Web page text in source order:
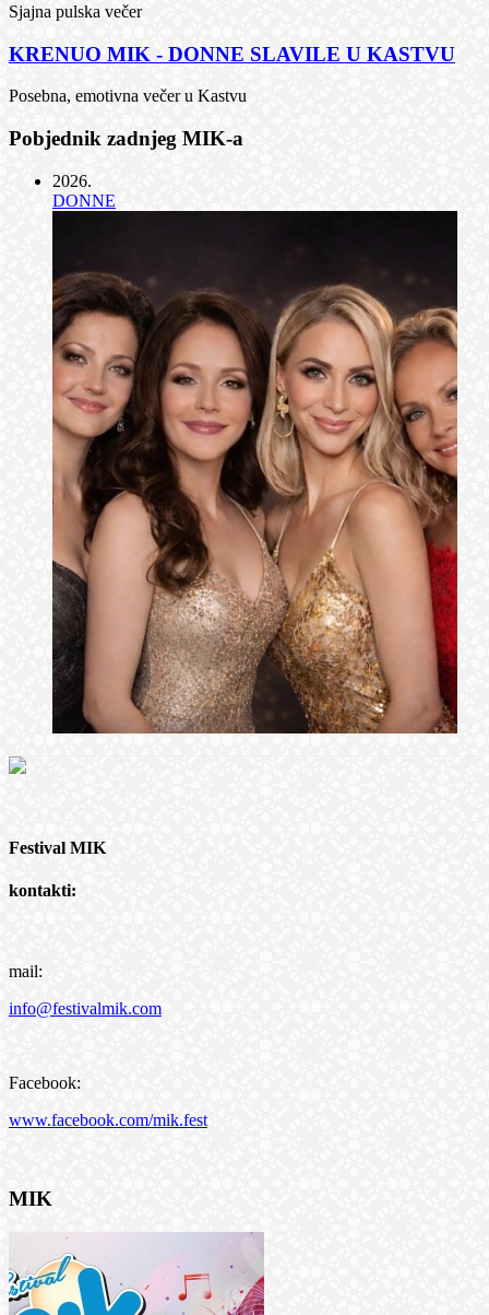
Sjajna pulska večer
KRENUO MIK - DONNE SLAVILE U KASTVU
Posebna, emotivna večer u Kastvu
Pobjednik zadnjeg MIK-a
2026.
DONNE
Festival MIK
kontakti:
mail:
info@festivalmik.com
Facebook:
www.facebook.com/mik.fest
MIK